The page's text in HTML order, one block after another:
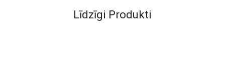
Līdzīgi Produkti